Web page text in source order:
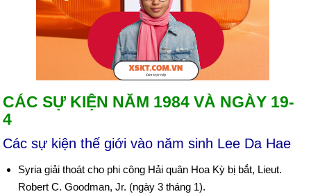
CÁC SỰ KIỆN NĂM 1984 VÀ NGÀY 19-
4
Các sự kiện thế giới vào năm sinh Lee Da Hae
Syria giải thoát cho phi công Hải quân Hoa Kỳ bị bắt, Lieut.
Robert C. Goodman, Jr. (ngày 3 tháng 1).